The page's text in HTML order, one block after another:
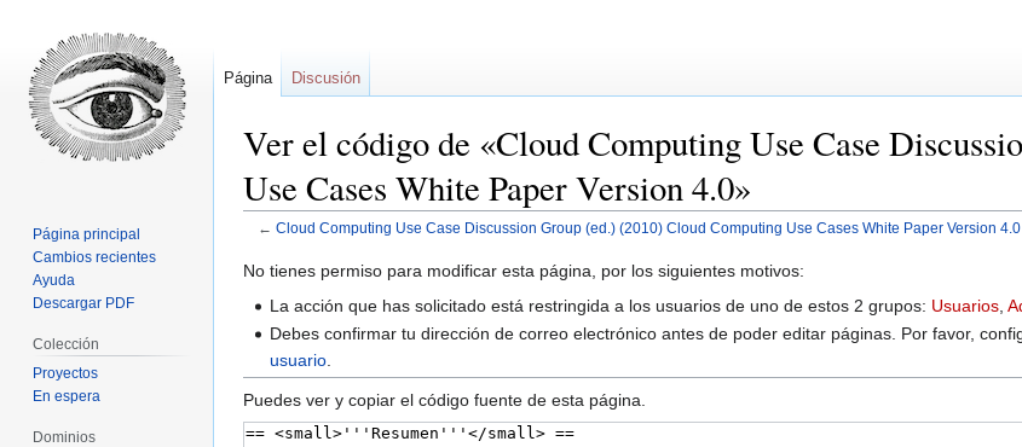
Ver el código de «Cloud Computing Use Case
Use Cases White Paper Version 4.0»
← Cloud Computing Use Case Discussion Group (ed.) (2010) Cloud Computing Use Cases White Paper Version 4.0
Ir
Ir
No tienes permiso para modificar esta página, por los siguientes motivos:
La acción que has solicitado está restringida a los usuarios de uno de estos 2 grupos: Usuarios ,
Debes confirmar tu dirección de correo electrónico antes de poder editar páginas. Por favor,
usuario
Puedes ver y copiar el código fuente de esta página.
Página Discusión
Página principal
Cambios recientes
Ayuda
Descargar PDF
Colección
Proyectos
En espera
Dominios